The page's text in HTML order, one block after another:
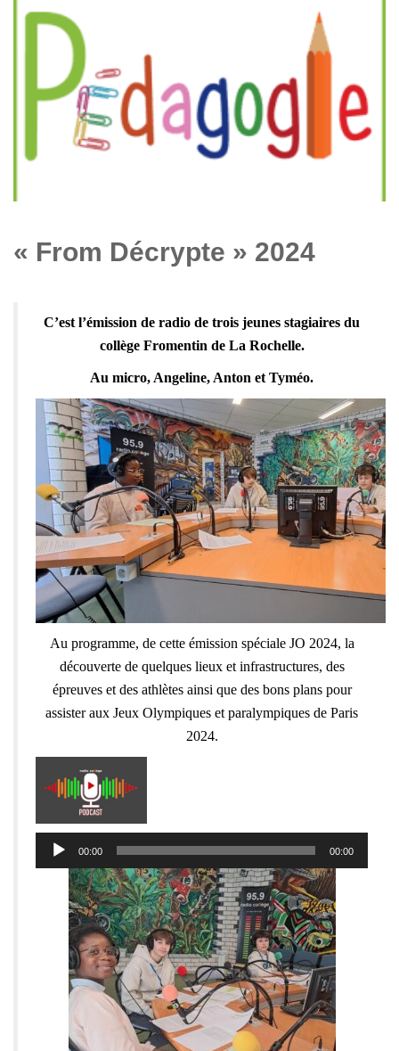
« From Décrypte » 2024
C’est l’émission de radio de trois jeunes stagiaires du
collège Fromentin de La Rochelle.
Au micro, Angeline, Anton et Tyméo.
Au programme, de cette émission spéciale JO 2024, la
découverte de quelques lieux et infrastructures, des
épreuves et des athlètes ainsi que des bons plans pour
assister aux Jeux Olympiques et paralympiques de Paris
2024.
Lecteur
audio
00:00 00:00